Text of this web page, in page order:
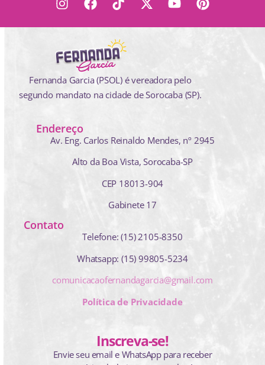
Fernanda Garcia (PSOL) é vereadora pelo
segundo mandato na cidade de Sorocaba (SP).
Endereço
Av. Eng. Carlos Reinaldo Mendes, nº 2945
Alto da Boa Vista, Sorocaba-SP
CEP 18013-904
Gabinete 17
Contato
Telefone: (15) 2105-8350
Whatsapp: (15) 99805-5234
comunicacaofernandagarcia@gmail.com
Política de Privacidade
Inscreva-se!
Envie seu email e WhatsApp para receber